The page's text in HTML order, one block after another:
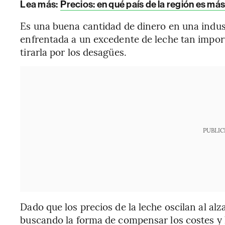
Lea más: Precios: en qué país de la región es
Es una buena cantidad de dinero en una
enfrentada a un excedente de leche tan
tirarla por los desagües.
Dado que los precios de la leche oscilan al
buscando la forma de compensar los costes